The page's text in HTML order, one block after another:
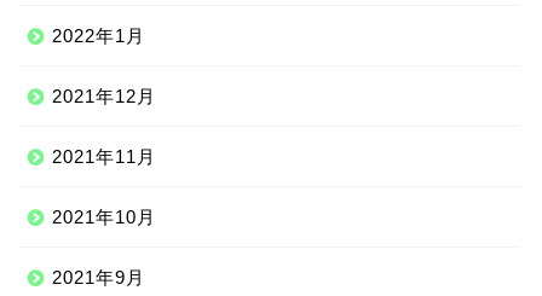
2022年1月
2021年12月
2021年11月
2021年10月
2021年9月